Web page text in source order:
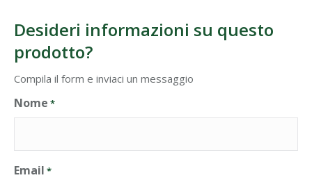
Desideri informazioni su questo
prodotto?
Compila il form e inviaci un messaggio
Nome *
Email *